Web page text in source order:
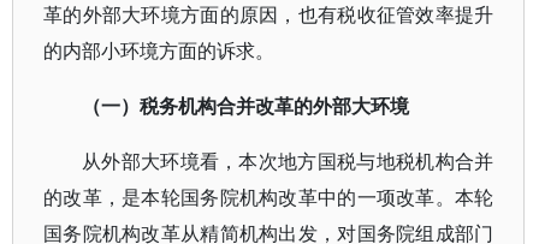
革的外部大环境方面的原因，也有税收征管效率提升
的内部小环境方面的诉求。
（一）税务机构合并改革的外部大环境
从外部大环境看，本次地方国税与地税机构合并
的改革，是本轮国务院机构改革中的一项改革。本轮
国务院机构改革从精简机构出发，对国务院组成部门